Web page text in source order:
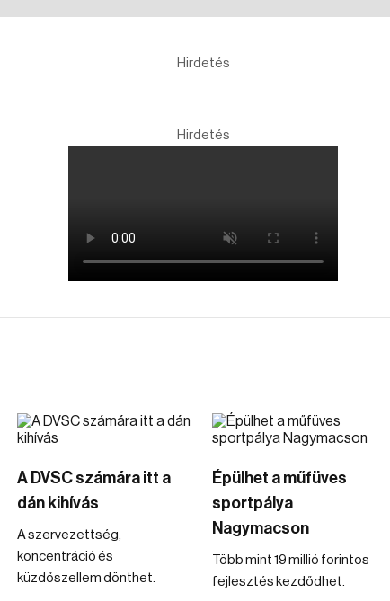
Hirdetés
Hirdetés
A DVSC számára itt a
dán kihívás
A szervezettség,
koncentráció és
küzdőszellem dönthet.
Épülhet a műfüves
sportpálya
Nagymacson
Több mint 19 millió forintos
fejlesztés kezdődhet.